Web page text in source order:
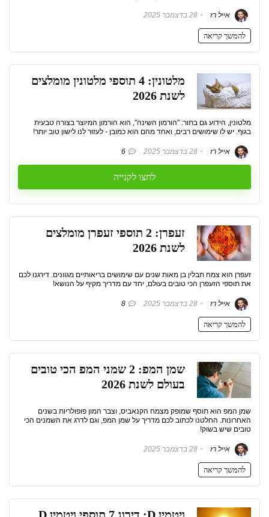
אייל רז 28 בדצמבר 2025
להמשך קריאה
מלטונין: 4 תוספי מלטונין מומלצים
לשנת 2026
מלטונין, הידוע גם בתור: "הורמון השינה", הוא הורמון המיוצר בצורה טבעית
בגוף. יש לו שימושים רבים, ואחד מהם הוא כמובן - לעזור לנו לישון טוב יותר!
אייל רז 28 בדצמבר 2025 6
לחצו לקנייה
זעפרן: 2 תוספי זעפרן מומלצים
לשנת 2026
זעפרן הוא צמח תבלין בן מאות שנים עם שימושים בריאותיים מגוונים. דירגנו לכם
את תוספי הזעפרן הכי טובים בעולם, יחד עם מדריך מקיף על הנושא!
אייל רז 28 בדצמבר 2025 8
להמשך קריאה
שמן המפ: 2 שמני המפ הכי טובים
בעולם לשנת 2026
שמן המפ הוא תוסף שמופק מצמח הקנאביס, וצבר המון פופולריות בשנים
האחרונות. החלטנו לכתוב לכם מדריך על שמן המפ, וגם לדרג את השמנים הכי
טובים שיש בשוק!
אייל רז 28 בדצמבר 2025
להמשך קריאה